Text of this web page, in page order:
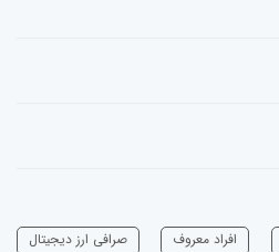
افراد معروف
صرافی ارز دیجیتال